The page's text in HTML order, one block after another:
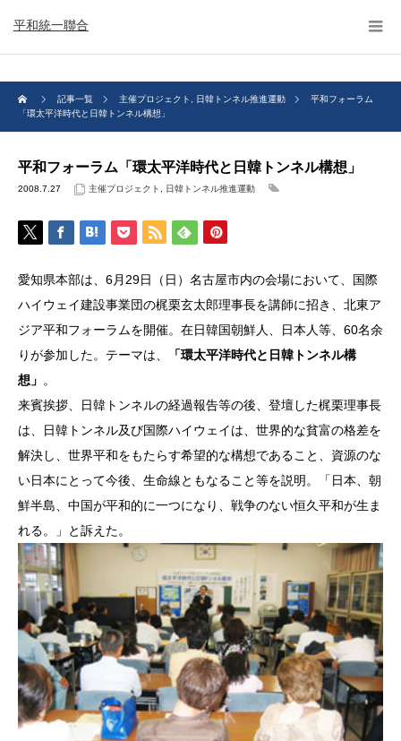
平和統一聯合
記事一覧 主催プロジェクト 日韓トンネル推進運動
平和フォーラム
「環太平洋時代と日韓トンネル構想」
平和フォーラム「環太平洋時代と日韓トンネル構想」
2008.7.27 主催プロジェクト 日韓トンネル推進運動
愛知県本部は、6月29日（日）名古屋市内の会場において、国際
ハイウェイ建設事業団の梶栗玄太郎理事長を講師に招き、北東ア
ジア平和フォーラムを開催。在日韓国朝鮮人、日本人等、60名余
りが参加した。テーマは、
「環太平洋時代と日韓トンネル構
想」 。
来賓挨拶、日韓トンネルの経過報告等の後、登壇した梶栗理事長
は、日韓トンネル及び国際ハイウェイは、世界的な貧富の格差を
解決し、世界平和をもたらす希望的な構想であること、資源のな
い日本にとって今後、生命線ともなること等を説明。「日本、朝
鮮半島、中国が平和的に一つになり、戦争のない恒久平和が生ま
れる。」と訴えた。